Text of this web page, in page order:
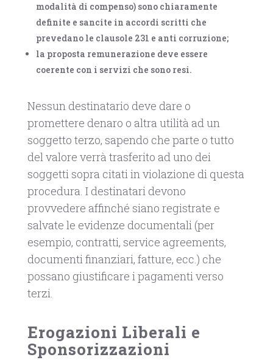
modalità di compenso) sono chiaramente
definite e sancite in accordi scritti che
prevedano le clausole 231 e anti corruzione;
la proposta remunerazione deve essere
coerente con i servizi che sono resi.
Nessun destinatario deve dare o
promettere denaro o altra utilità ad un
soggetto terzo, sapendo che parte o tutto
del valore verrà trasferito ad uno dei
soggetti sopra citati in violazione di questa
procedura. I destinatari devono
provvedere affinché siano registrate e
salvate le evidenze documentali (per
esempio, contratti, service agreements,
documenti finanziari, fatture, ecc.) che
possano giustificare i pagamenti verso
terzi.
Erogazioni Liberali e
Sponsorizzazioni